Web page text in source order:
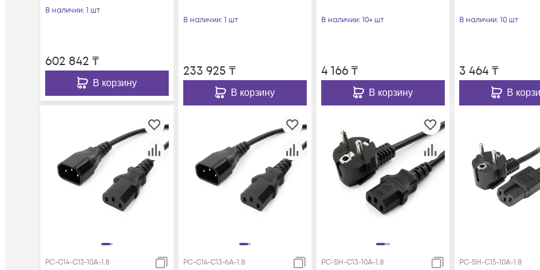
В наличии: 1 шт
602 842 ₸
В корзину
В наличии: 1 шт
233 925 ₸
В корзину
В наличии: 10+ шт
4 166₸
В корзину
В наличии: 10 шт
3 464₸
В
PC-C14-C13-10A-1.8 PC-C14-C13-6A-1.8 PC-SH-C13-10A-1.8 PC-SH-C15-10A-1.8